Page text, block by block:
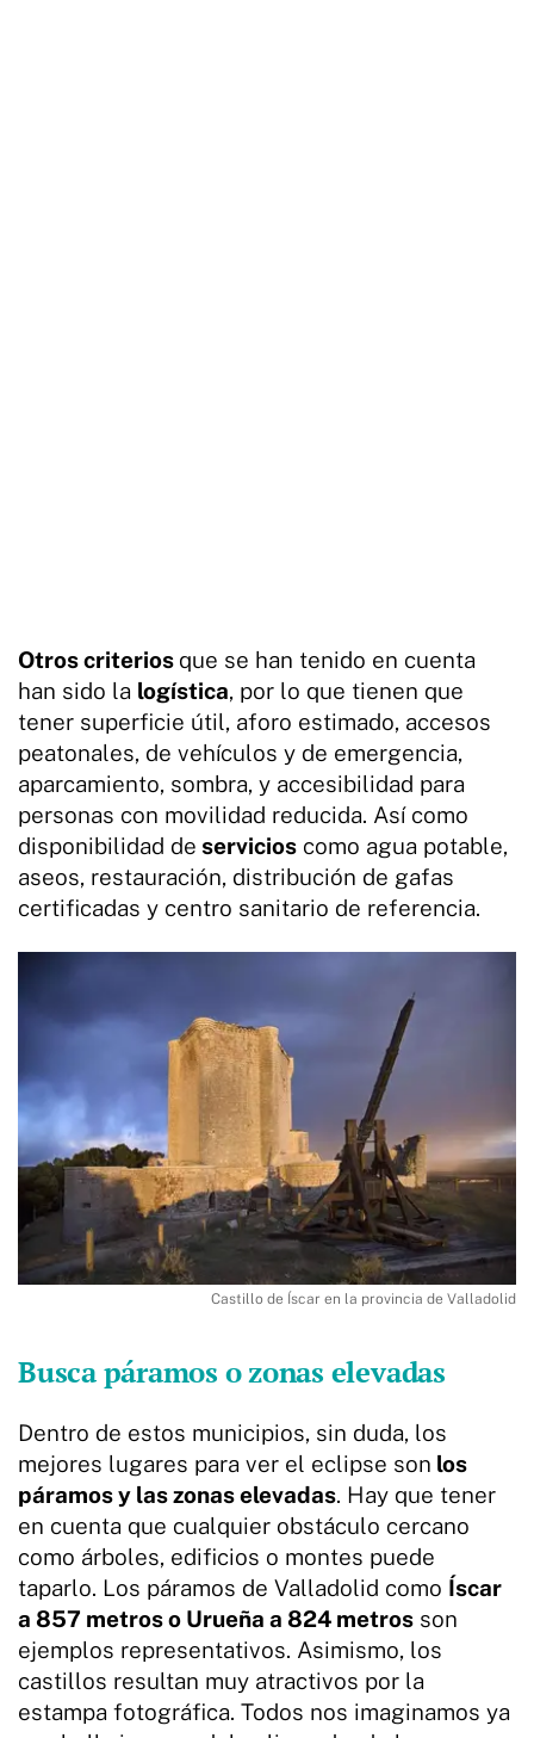
Otros criterios que se han tenido en cuenta
han sido la logística, por lo que tienen que
tener superficie útil, aforo estimado, accesos
peatonales, de vehículos y de emergencia,
aparcamiento, sombra, y accesibilidad para
personas con movilidad reducida. Así como
disponibilidad de servicios como agua potable,
aseos, restauración, distribución de gafas
certificadas y centro sanitario de referencia.
Castillo de Íscar en la provincia de Valladolid
Busca páramos o zonas elevadas
Dentro de estos municipios, sin duda, los
mejores lugares para ver el eclipse son los
páramos y las zonas elevadas. Hay que tener
en cuenta que cualquier obstáculo cercano
como árboles, edificios o montes puede
taparlo. Los páramos de Valladolid como Íscar
a 857 metros o Urueña a 824 metros son
ejemplos representativos. Asimismo, los
castillos resultan muy atractivos por la
estampa fotográfica. Todos nos imaginamos ya